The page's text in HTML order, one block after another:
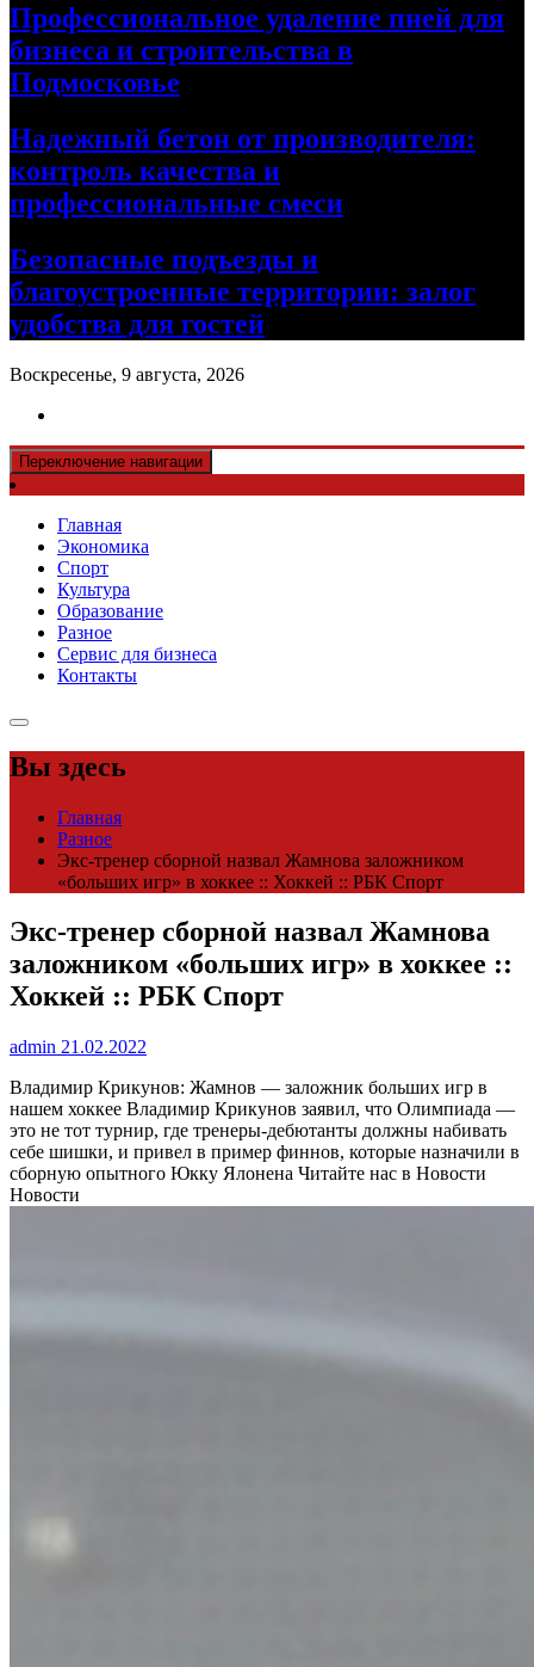
Профессиональное удаление пней для
бизнеса и строительства в
Подмосковье
Надежный бетон от производителя:
контроль качества и
профессиональные смеси
Безопасные подъезды и
благоустроенные территории: залог
удобства для гостей
Воскресенье, 9 августа, 2026
Переключение навигации
Главная
Экономика
Спорт
Культура
Образование
Разное
Сервис для бизнеса
Контакты
Вы здесь
Главная
Разное
Экс-тренер сборной назвал Жамнова заложником
«больших игр» в хоккее :: Хоккей :: РБК Спорт
Экс-тренер сборной назвал Жамнова
заложником «больших игр» в хоккее ::
Хоккей :: РБК Спорт
admin 21.02.2022
Владимир Крикунов: Жамнов — заложник больших игр в
нашем хоккее Владимир Крикунов заявил, что Олимпиада —
это не тот турнир, где тренеры-дебютанты должны набивать
себе шишки, и привел в пример финнов, которые назначили в
сборную опытного Юкку Ялонена Читайте нас в Новости
Новости